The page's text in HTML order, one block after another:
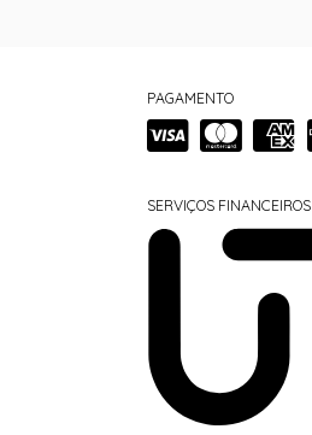
PAGAMENTO
SERVIÇOS FINANCEIROS